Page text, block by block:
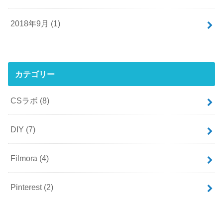
2018年9月 (1)
カテゴリー
CSラボ (8)
DIY (7)
Filmora (4)
Pinterest (2)